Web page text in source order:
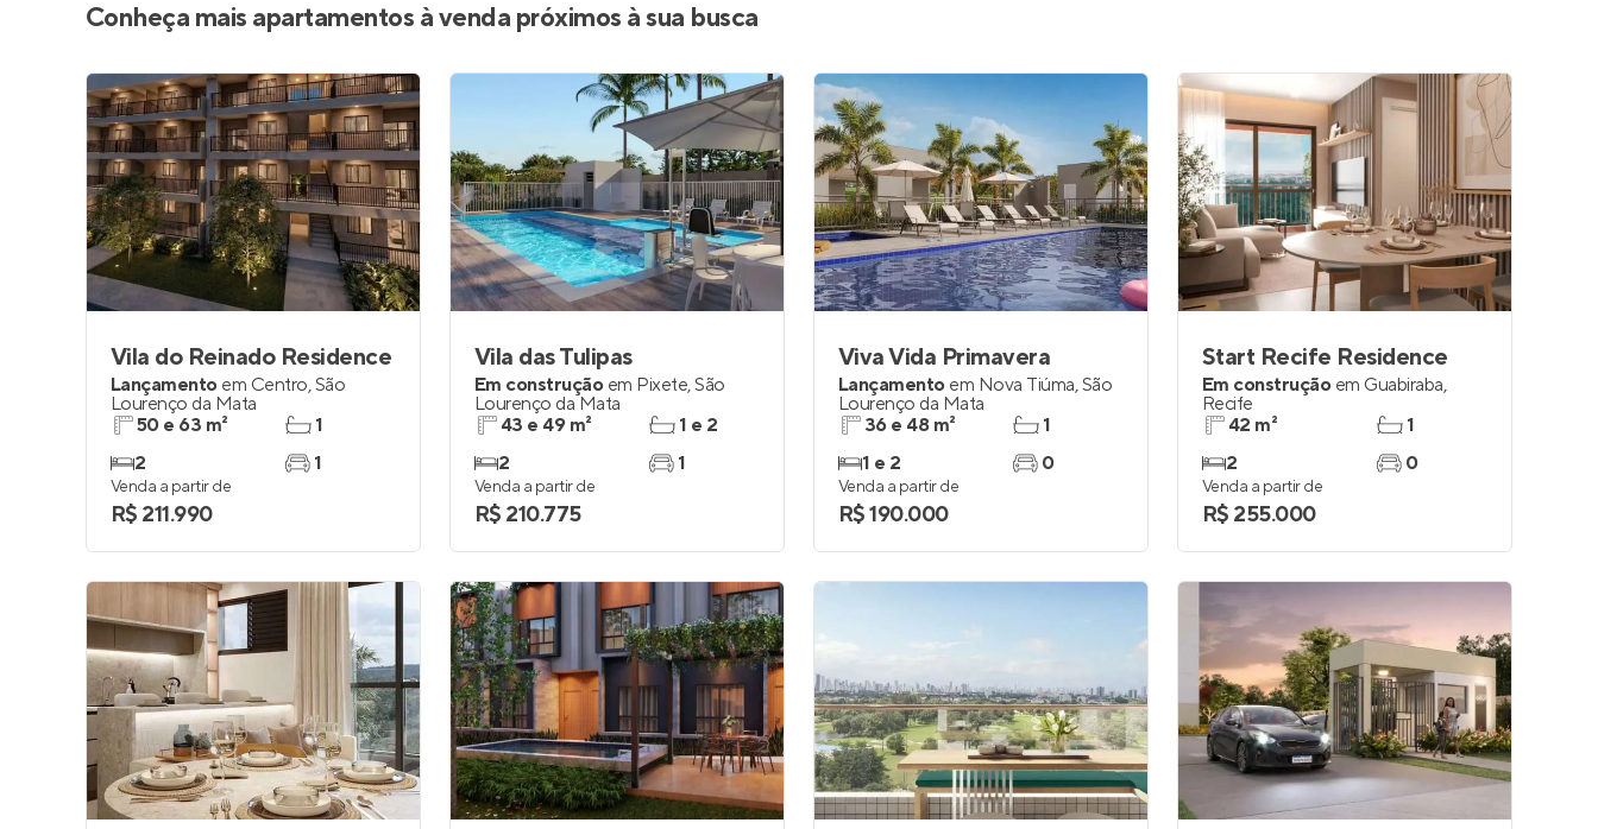
Conheça mais apartamentos à venda próximos à sua busca
Vila do Reinado Residence
Lançamento em Centro,São
Lourenço da Mata
50 e 63 m²
2
1
1
Venda a partir de
R$ 211.990
Vila das Tulipas
Em construção em Pixete,São
Lourenço da Mata
43 e 49 m²
2
1 e 2
1
Venda a partir de
R$ 210.775
Viva Vida Primavera
Lançamento em Nova Tiúma,São
Lourenço da Mata
36 e 48 m²
1 e 2
1
0
Venda a partir de
R$ 190.000
Start Recife Residence
Em construção em Guabiraba,
Recife
42 m²
2
1
0
Venda a partir de
R$ 255.000